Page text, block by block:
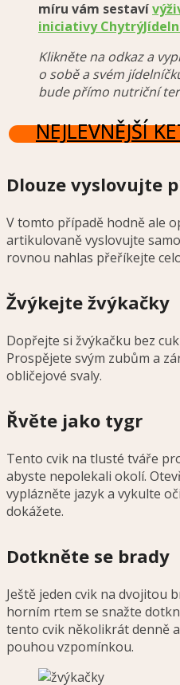
míru vám sestaví
iniciativy
Klikněte na odkaz a
o sobě a svém
bude přímo nutriční
NEJLEVNĚJŠÍ
Dlouze vyslovujte
V tomto případě hodně ale
artikulovaně vyslovujte
rovnou nahlas přeříkejte
Žvýkejte žvýkačky
Dopřejte si žvýkačku bez
Prospějete svým zubům a
obličejové svaly.
Řvěte jako tygr
Tento cvik na tlusté tváře
abyste nepolekali okolí.
vyplázněte jazyk a vykulte
dokážete.
Dotkněte se brady
Ještě jeden cvik na dvojitou
horním rtem se snažte
tento cvik několikrát denně
pouhou vzpomínkou.